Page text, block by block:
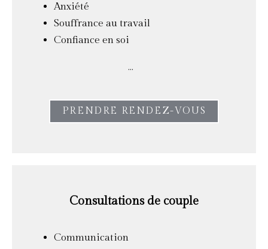
Anxiété
Souffrance au travail
Confiance en soi
…
PRENDRE RENDEZ-VOUS
Consultations de couple
Communication